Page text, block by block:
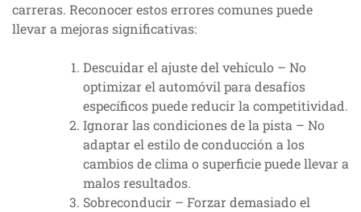
carreras. Reconocer estos errores comunes puede
llevar a mejoras significativas:
Descuidar el ajuste del vehículo – No
optimizar el automóvil para desafíos
específicos puede reducir la competitividad.
Ignorar las condiciones de la pista – No
adaptar el estilo de conducción a los
cambios de clima o superficie puede llevar a
malos resultados.
Sobreconducir – Forzar demasiado el